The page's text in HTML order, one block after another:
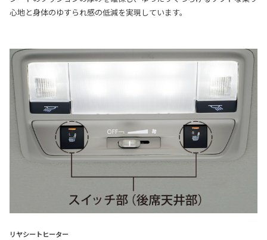
心地と身体のゆすられ感の低減を実現しています。
リヤシートヒーター